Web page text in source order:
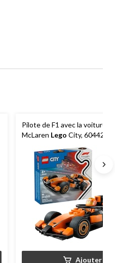
Pilote de F1 avec la voiture
McLaren Lego City, 60442,
Ajouter